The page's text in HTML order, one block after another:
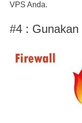
VPS Anda.
#4 : Gunakan